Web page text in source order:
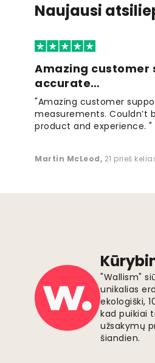
Naujausi
Amazing customer
accurate…
"Amazing customer
measurements. Couldn’t
product and experience. "
Martin McLeod, 21 prieš
"Wallism"
unikalias
ekologiški,
kad puikiai
užsakymų
šiandien.